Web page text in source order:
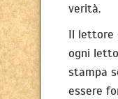
verità.
Il lettore
ogni
stampa
essere